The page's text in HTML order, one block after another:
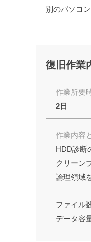
別のパソコ
復旧作業
作業所要
2日
作業内容
HDD診断
クリーン
論理領域
ファイル
データ容